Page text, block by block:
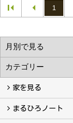
1
家を見る
フォトギャラリー
現場レポート
完工事例
お客様の声
まるひろノート